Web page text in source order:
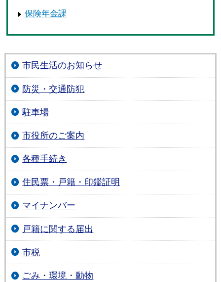
保険年金課
市民生活のお知らせ
防災・交通防犯
駐車場
市役所のご案内
各種手続き
住民票・戸籍・印鑑証明
マイナンバー
戸籍に関する届出
市税
ごみ・環境・動物